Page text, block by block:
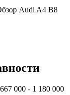
Audi A4 B8
000 - 1 180 000